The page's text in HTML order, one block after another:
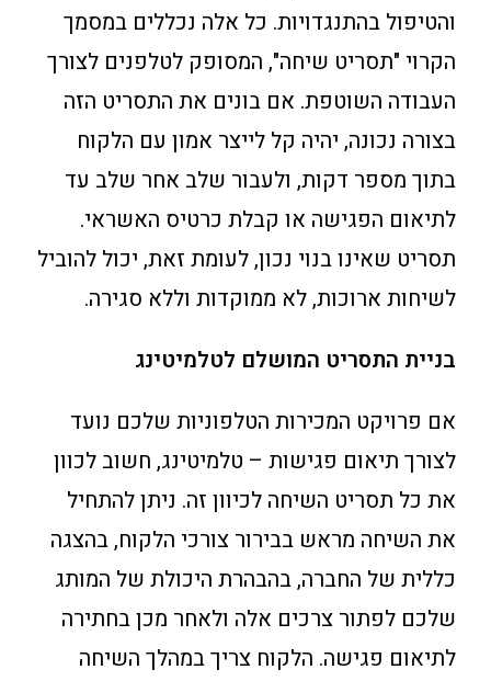
והטיפול בהתנגדויות. כל אלה נכללים במסמך
הקרוי "תסריט שיחה", המסופק לטלפנים לצורך
העבודה השוטפת. אם בונים את התסריט הזה
בצורה נכונה, יהיה קל לייצר אמון עם הלקוח
בתוך מספר דקות, ולעבור שלב אחר שלב עד
לתיאום הפגישה או קבלת כרטיס האשראי.
תסריט שאינו בנוי נכון, לעומת זאת, יכול להוביל
לשיחות ארוכות, לא ממוקדות וללא סגירה.
בניית התסריט המושלם לטלמיטינג
אם פרויקט המכירות הטלפוניות שלכם נועד
לצורך תיאום פגישות – טלמיטינג, חשוב לכוון
את כל תסריט השיחה לכיוון זה. ניתן להתחיל
את השיחה מראש בבירור צורכי הלקוח, בהצגה
כללית של החברה, בהבהרת היכולת של המותג
שלכם לפתור צרכים אלה ולאחר מכן בחתירה
לתיאום פגישה. הלקוח צריך במהלך השיחה